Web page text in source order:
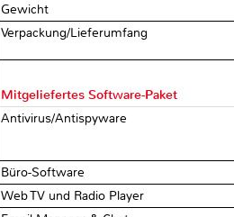
Gewicht
Verpackung/Lieferumfang
Mitgeliefertes Software-Paket
Antivirus/Antispyware
Büro-Software
Web TV und Radio Player